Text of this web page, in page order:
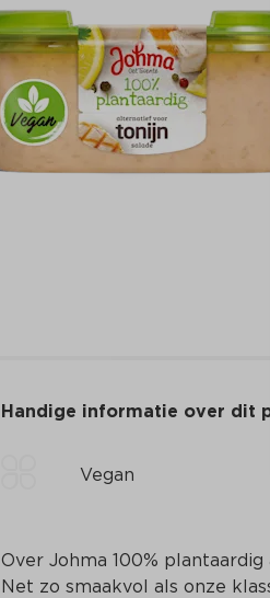
Handige informatie over dit
Vegan
Over Johma 100%
Net zo smaakvol als onze